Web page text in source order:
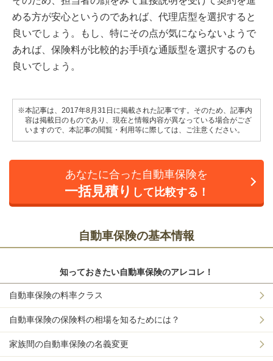
める方が安心というのであれば、代理店型を選択すると
良いでしょう。もし、特にその点が気にならないようで
あれば、保険料が比較的お手頃な通販型を選択するのも
良いでしょう。
※本記事は、2017年8月31日に掲載された記事です。そのため、記事内
容は掲載日のものであり、現在と情報内容が異なっている場合がござ
いますので、本記事の閲覧・利用等に際しては、ご注意ください。
あなたに合った自動車保険を
一括見積り して比較する！
自動車保険の基本情報
知っておきたい自動車保険のアレコレ！
自動車保険の料率クラス
自動車保険の保険料の相場を知るためには？
家族間の自動車保険の名義変更